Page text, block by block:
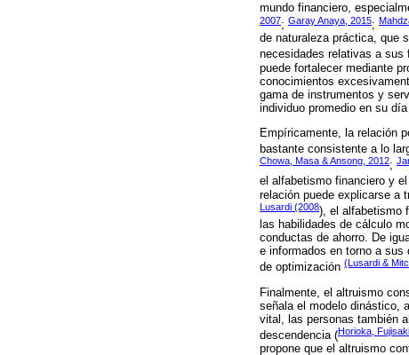
mundo financiero,
2007; Garay Anaya, 2015;
de naturaleza práctica, que
necesidades relativas a sus
puede fortalecer mediante
conocimientos
gama de instrumentos y
individuo promedio en su día
Empíricamente, la relación
bastante consistente a lo
Chowa, Masa & Ansong, 2012;
el alfabetismo financiero y
relación puede explicarse a
Lusardi (2008), el alfabetismo
las habilidades de cálculo
conductas de ahorro. De
e informados en torno a sus
de optimización (Lusardi &
Finalmente, el altruismo
señala el modelo dinástico,
vital, las personas también
descendencia (Horioka,
propone que el altruismo